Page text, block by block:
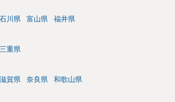
石川県 富山県 福井県
三重県
滋賀県 奈良県 和歌山県